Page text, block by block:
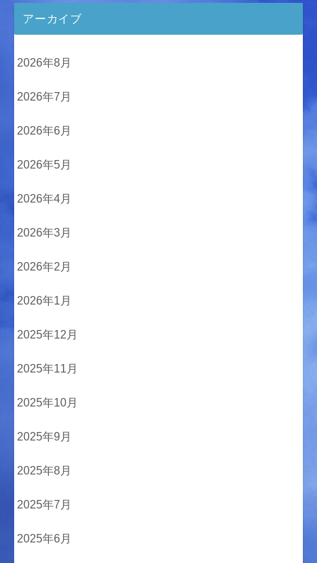
アーカイブ
2026年8月
2026年7月
2026年6月
2026年5月
2026年4月
2026年3月
2026年2月
2026年1月
2025年12月
2025年11月
2025年10月
2025年9月
2025年8月
2025年7月
2025年6月